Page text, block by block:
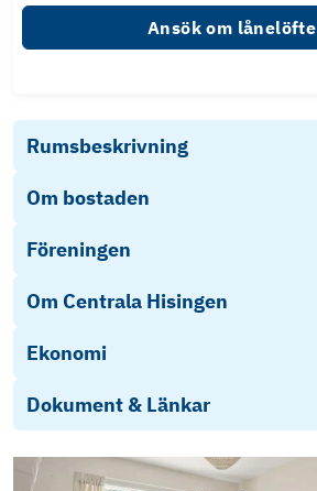
Ansök om lånelöfte
Rumsbeskrivning
Om bostaden
Föreningen
Om Centrala Hisingen
Ekonomi
Dokument & Länkar
Energideklaration